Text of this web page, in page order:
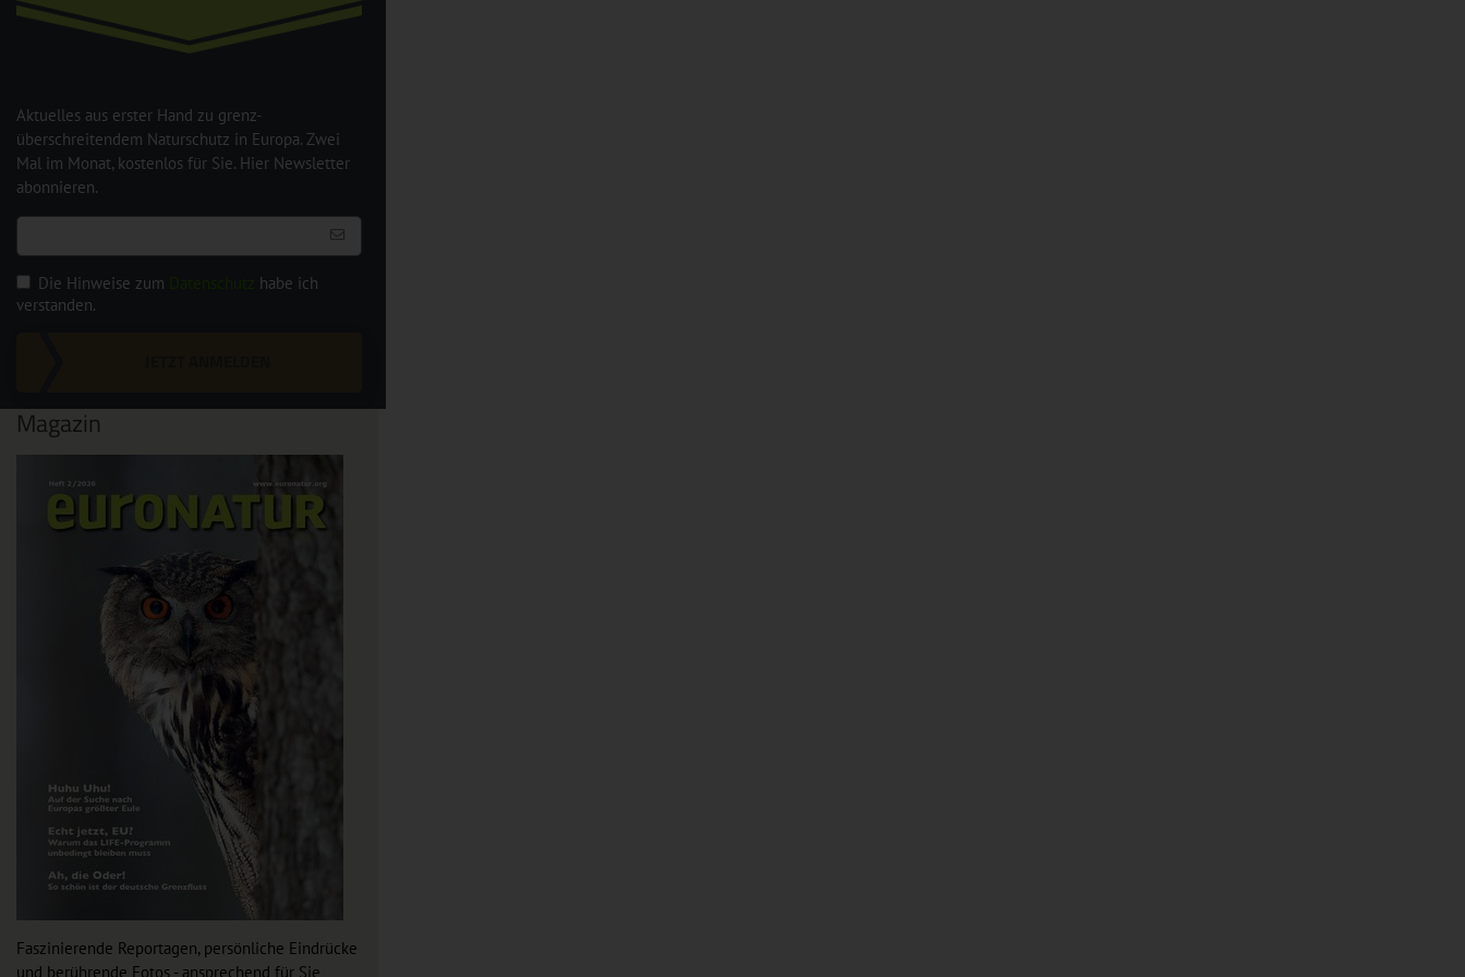
Aktuelles aus erster Hand zu grenz-
überschreitendem Naturschutz in Europa. Zwei
Mal im Monat, kostenlos für Sie. Hier Newsletter
abonnieren.
Die Hinweise zum
habe ich
verstanden.
Magazin
Faszinierende Reportagen, persönliche Eindrücke
und berührende Fotos - ansprechend für Sie